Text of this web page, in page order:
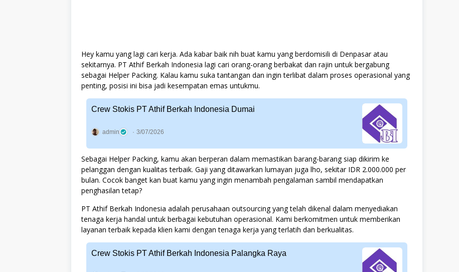
Hey kamu yang lagi cari kerja. Ada kabar baik nih buat kamu yang berdomisili di Denpasar atau
sekitarnya. PT Athif Berkah Indonesia lagi cari orang-orang berbakat dan rajin untuk bergabung
sebagai Helper Packing. Kalau kamu suka tantangan dan ingin terlibat dalam proses operasional yang
penting, posisi ini bisa jadi kesempatan emas untukmu.
Crew Stokis PT Athif Berkah Indonesia Dumai
admin 3/07/2026
Sebagai Helper Packing, kamu akan berperan dalam memastikan barang-barang siap dikirim ke
pelanggan dengan kualitas terbaik. Gaji yang ditawarkan lumayan juga lho, sekitar IDR 2.000.000 per
bulan. Cocok banget kan buat kamu yang ingin menambah pengalaman sambil mendapatkan
penghasilan tetap?
PT Athif Berkah Indonesia adalah perusahaan outsourcing yang telah dikenal dalam menyediakan
tenaga kerja handal untuk berbagai kebutuhan operasional. Kami berkomitmen untuk memberikan
layanan terbaik kepada klien kami dengan tenaga kerja yang terlatih dan berkualitas.
Crew Stokis PT Athif Berkah Indonesia Palangka Raya